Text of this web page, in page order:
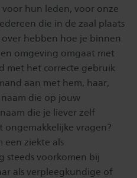
hun leden, voor onze
die in de zaal plaats
hebben hoe je binnen
omgeving omgaat met
met het correcte gebruik
aan met hem, haar,
die op jouw
die je liever zelf
ongemakkelijke vragen?
een ziekte als
steeds voorkomen bij
als verpleegkundige of